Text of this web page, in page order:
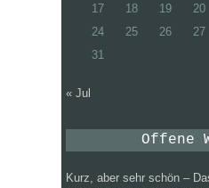
17
18 19 20
24
25 26 27
31
« Jul
Offene
Kurz, aber sehr schön –